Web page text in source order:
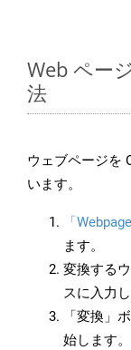
Web ペー
法
ウェブページを
います。
「
ます。
変換する
スに入力し
「変換」
始します。